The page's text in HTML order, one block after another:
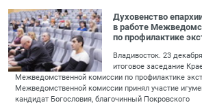
Духовенство
в работе
по профилактике
Владивосток. 23
итоговое заседание
Межведомственной комиссии по профилактике
Межведомственной комиссии принял участие
кандидат Богословия, благочинный Покровского